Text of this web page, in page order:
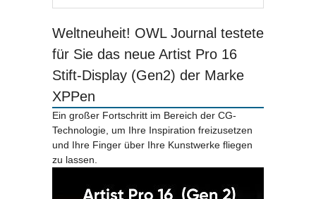
Weltneuheit! OWL Journal testete
für Sie das neue Artist Pro 16
Stift-Display (Gen2) der Marke
XPPen
Ein großer Fortschritt im Bereich der CG-
Technologie, um Ihre Inspiration freizusetzen
und Ihre Finger über Ihre Kunstwerke fliegen
zu lassen.